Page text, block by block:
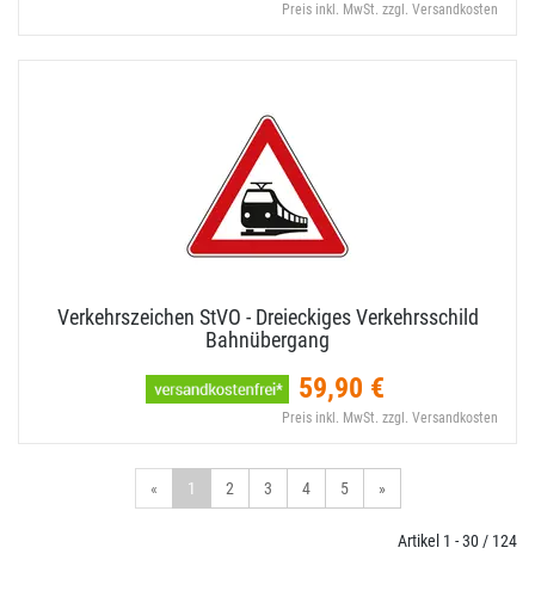
Preis inkl. MwSt. zzgl. Versandkosten
Verkehrszeichen StVO - Dreieckiges Verkehrsschild
Bahnübergang
59,90 €
Preis inkl. MwSt. zzgl. Versandkosten
« 1 2 3 4 5 »
Artikel 1 - 30 / 124